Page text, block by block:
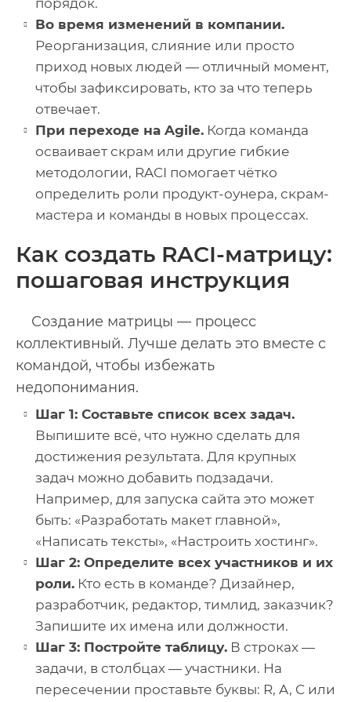
порядок.
Во время изменений в компании.
Реорганизация, слияние или просто
приход новых людей — отличный момент,
чтобы зафиксировать, кто за что теперь
отвечает.
При переходе на Agile. Когда команда
осваивает скрам или другие гибкие
методологии, RACI помогает чётко
определить роли продукт-оунера, скрам-
мастера и команды в новых процессах.
Как создать RACI-матрицу:
пошаговая инструкция
Создание матрицы — процесс
коллективный. Лучше делать это вместе с
командой, чтобы избежать
недопонимания.
Шаг 1: Составьте список всех задач.
Выпишите всё, что нужно сделать для
достижения результата. Для крупных
задач можно добавить подзадачи.
Например, для запуска сайта это может
быть: «Разработать макет главной»,
«Написать тексты», «Настроить хостинг».
Шаг 2: Определите всех участников и их
роли. Кто есть в команде? Дизайнер,
разработчик, редактор, тимлид, заказчик?
Запишите их имена или должности.
Шаг 3: Постройте таблицу. В строках —
задачи, в столбцах — участники. На
пересечении проставьте буквы: R, A, C или